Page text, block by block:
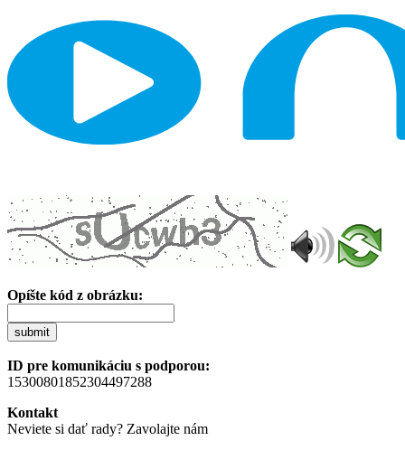
Opíšte kód z obrázku:
submit
ID pre komunikáciu s podporou:
15300801852304497288
Kontakt
Neviete si dať rady? Zavolajte nám